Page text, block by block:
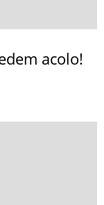
acolo!